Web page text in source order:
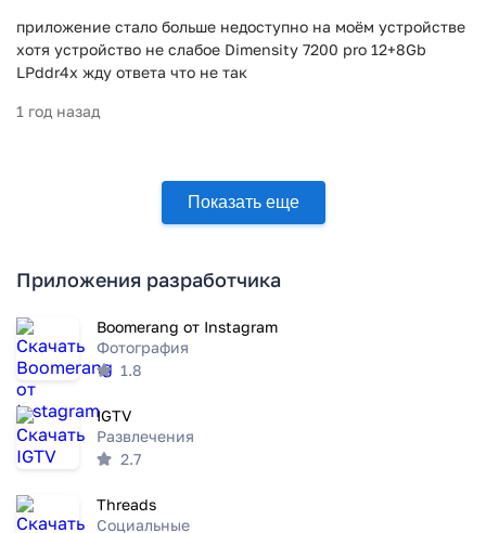
приложение стало больше недоступно на моём устройстве
хотя устройство не слабое Dimensity 7200 pro 12+8Gb
LPddr4x жду ответа что не так
1 год назад
Показать еще
Приложения разработчика
Boomerang от Instagram
Фотография
1.8
IGTV
Развлечения
2.7
Threads
Социальные